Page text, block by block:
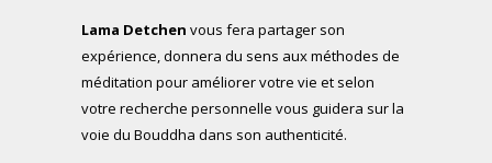
Lama Detchen vous fera partager son
expérience, donnera du sens aux méthodes de
méditation pour améliorer votre vie et selon
votre recherche personnelle vous guidera sur la
voie du Bouddha dans son authenticité.